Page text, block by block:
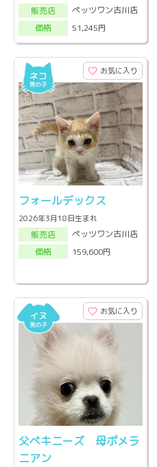
販売店
ペッツワン古川店
価格
51,245円
お気に入り
フォールデックス
2026年3月18日生まれ
販売店
ペッツワン古川店
価格
159,600円
お気に入り
父ペキニーズ 母ポメラ
ニアン